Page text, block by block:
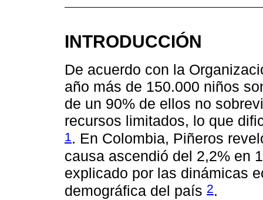
INTRODUCCIÓN
De acuerdo con la
año más de 150.000 niños
de un 90% de ellos no
recursos limitados, lo que
1 . En Colombia, Piñeros
causa ascendió del 2,2% en
explicado por las dinámicas
demográfica del país 2.